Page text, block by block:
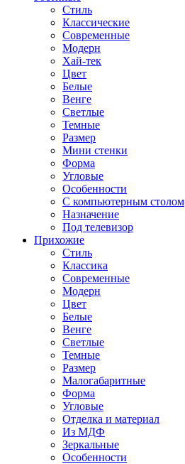
Стиль
Классические
Современные
Модерн
Хай-тек
Цвет
Белые
Венге
Светлые
Темные
Размер
Мини стенки
Форма
Угловые
Особенности
С компьютерным столом
Назначение
Под телевизор
Прихожие
Стиль
Классика
Современные
Модерн
Цвет
Белые
Венге
Светлые
Темные
Размер
Малогабаритные
Форма
Угловые
Отделка и материал
Из МДФ
Зеркальные
Особенности